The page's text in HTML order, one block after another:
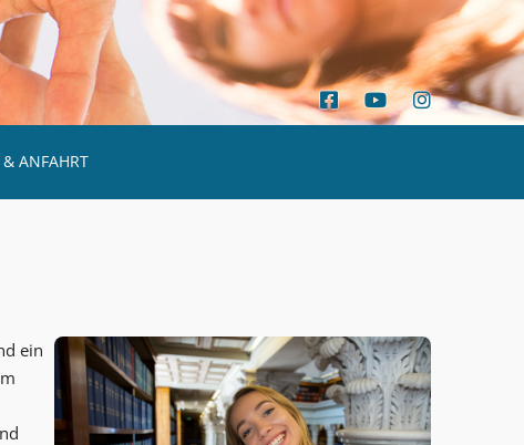
ANFAHRT
ein